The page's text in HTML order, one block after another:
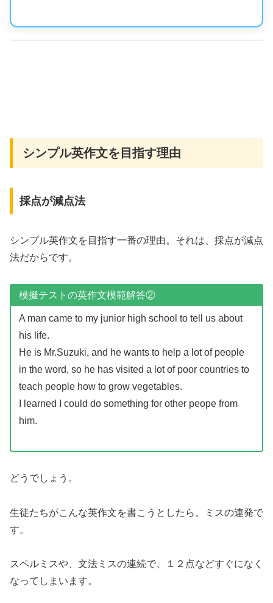
シンプル英作文を目指す理由
採点が減点法
シンプル英作文を目指す一番の理由。それは、採点が減点
法だからです。
模擬テストの英作文模範解答②
A man came to my junior high school to tell us about
his life.
He is Mr.Suzuki, and he wants to help a lot of people
in the word, so he has visited a lot of poor countries to
teach people how to grow vegetables.
I learned I could do something for other peope from
him.
どうでしょう。
生徒たちがこんな英作文を書こうとしたら。ミスの連発で
す。
スペルミスや、文法ミスの連続で、１２点などすぐになく
なってしまいます。